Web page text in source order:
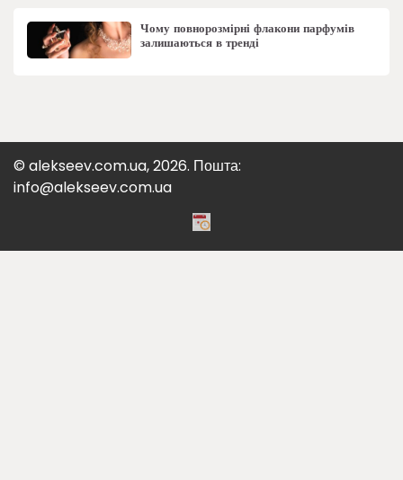
Чому повнорозмірні флакони парфумів
залишаються в тренді
© alekseev.com.ua, 2026. Пошта:
info@alekseev.com.ua